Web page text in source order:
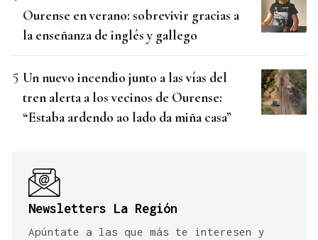
Ourense en verano: sobrevivir gracias a
la enseñanza de inglés y gallego
Un nuevo incendio junto a las vías del
tren alerta a los vecinos de Ourense:
“Estaba ardendo ao lado da miña casa”
Newsletters La Región
Apúntate a las que más te interesen y